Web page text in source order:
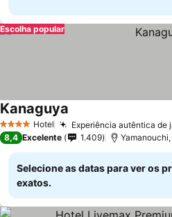
Escolha popular
4 EstrelasHotel Experiência autêntica de
Kanaguya
8,4 Excelente 1.409
Selecione as datas para ver os
exatos.